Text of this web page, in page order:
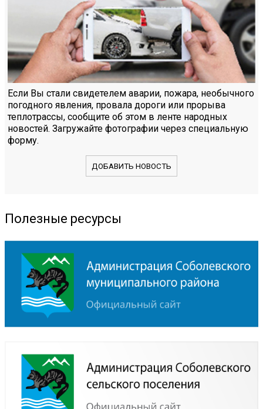
Если Вы стали свидетелем аварии, пожара, необычного
погодного явления, провала дороги или прорыва
теплотрассы, сообщите об этом в ленте народных
новостей. Загружайте фотографии через специальную
форму.
ДОБАВИТЬ НОВОСТЬ
Полезные ресурсы